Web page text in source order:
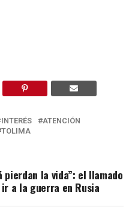
ATENCIÓN
TOLIMA
pierdan la vida”: el llamado
a la guerra en Rusia